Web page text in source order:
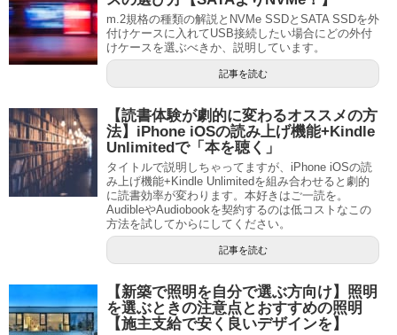
m.2規格の種類の解説とNVMe SSDとSATA SSDを外
付けケースに入れてUSB接続したい場合にどの外付
けケースを選ぶべきか、説明しています。
記事を読む
【読書体験が劇的に変わるオススメの方
法】iPhone iOSの読み上げ機能+Kindle
Unlimitedで「本を聴く」
タイトルで説明しちゃってますが、iPhone iOSの読
み上げ機能+Kindle Unlimitedを組み合わせると劇的
に読書効率が変わります。本好きはご一読を。
AudibleやAudiobookを契約するのは低コストなこの
方法を試してからにしてください。
記事を読む
【新築で照明を自分で選ぶ方向け】照明
を選ぶときの注意点とおすすめの照明
【施主支給で安く良いデザインを】